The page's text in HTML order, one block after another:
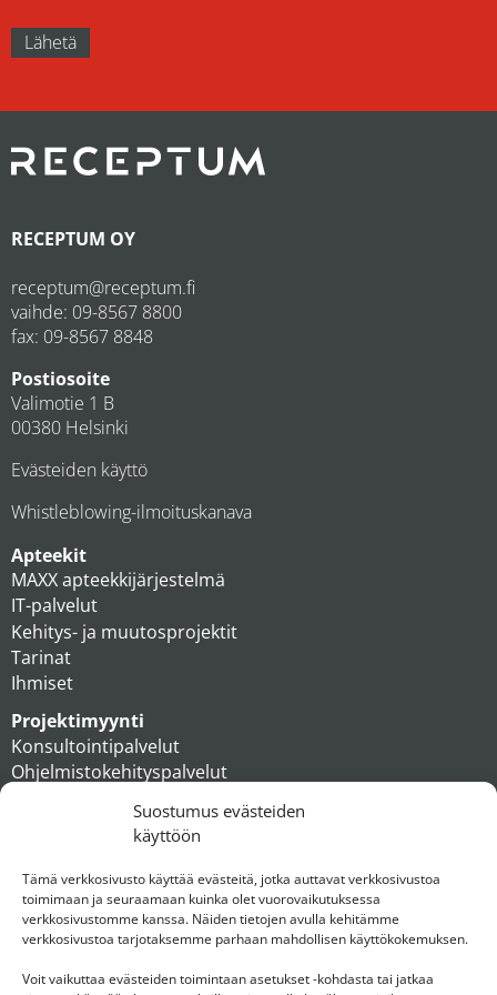
Suostumus evästeiden
käyttöön
Tämä verkkosivusto käyttää evästeitä, jotka auttavat verkkosivustoa
toimimaan ja seuraamaan kuinka olet vuorovaikutuksessa
verkkosivustomme kanssa. Näiden tietojen avulla kehitämme
verkkosivustoa tarjotaksemme parhaan mahdollisen käyttökokemuksen.
Voit vaikuttaa evästeiden toimintaan asetukset -kohdasta tai jatkaa
RECEPTUM OY
receptum@receptum.fi
vaihde: 09-8567 8800
fax: 09-8567 8848
Postiosoite
Valimotie 1 B
00380 Helsinki
Evästeiden käyttö
Whistleblowing-ilmoituskanava
Apteekit
MAXX apteekkijärjestelmä
IT-palvelut
Kehitys- ja muutosprojektit
Tarinat
Ihmiset
Projektimyynti
Konsultointipalvelut
Ohjelmistokehityspalvelut
Ihmiset
Konserni
Ota yhteyttä